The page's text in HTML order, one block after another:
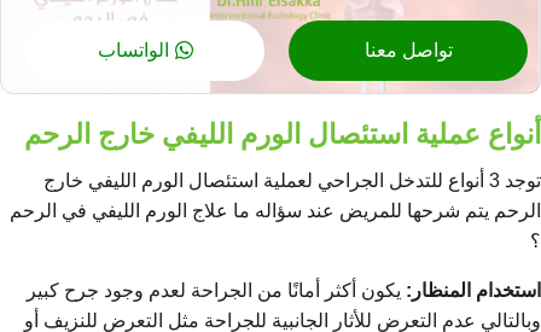
تواصل معنا الواتساب
أنواع عملية استئصال الورم الليفي خارج الرحم
توجد 3 أنواع للتدخل الجراحي لعملية استئصال الورم الليفي خارج
الرحم يتم شرحها للمريض عند سؤاله ما علاج الورم الليفي في الرحم
؟
استخدام المنظار: يكون أكثر أمانًا من الجراحة لعدم وجود جرح كبير
وبالتالي عدم التعرض للأثار الجانبية للجراحة مثل التعرض للنزيف أو